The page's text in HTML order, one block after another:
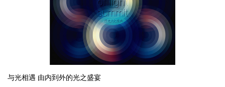
与光相遇 由内到外的光之盛宴